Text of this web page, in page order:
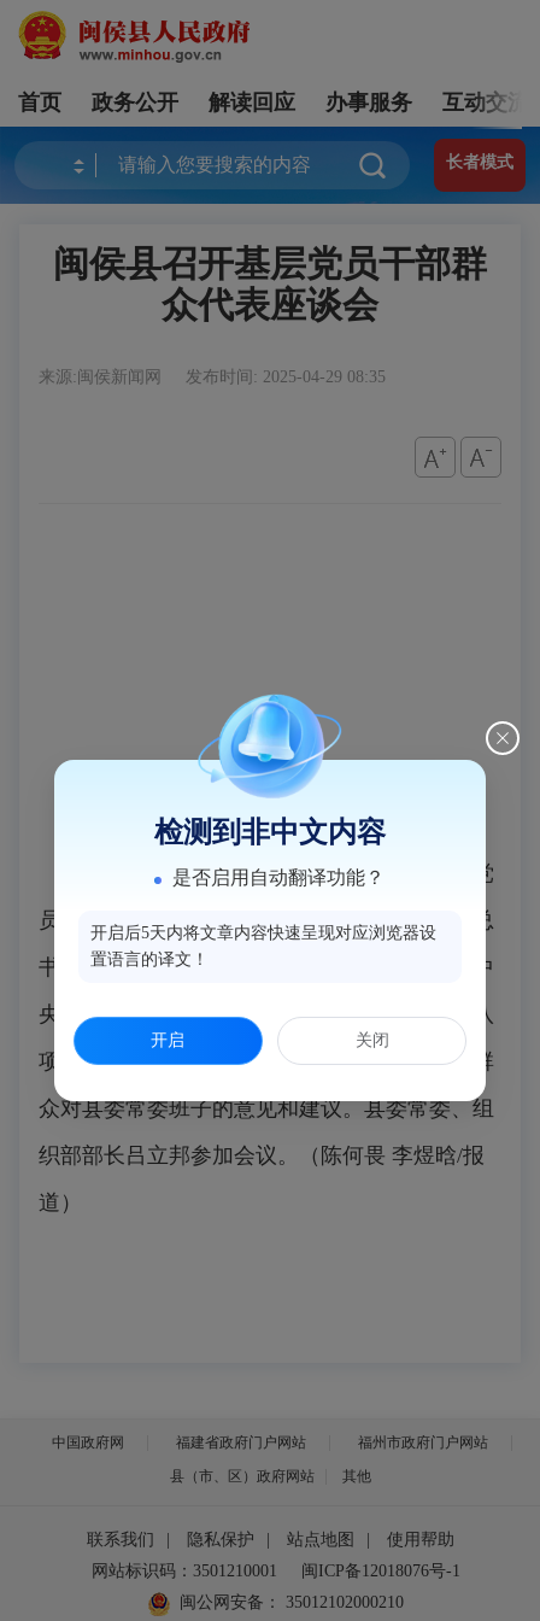
首页 政务公开 解读回应 办事服务 互动交流
长者模式
闽侯县召开基层党员干部群
众代表座谈会
来源:闽侯新闻网 发布时间: 2025-04-29 08:35
近日，闽侯县委书记吴永忠主持召开基层党
员干部群众代表座谈会，深入学习贯彻习近平总
书记关于加强党的作风建设的重要论述，按照中
央部署和省委、市委工作要求，围绕贯彻中央八
项规定及其实施细则精神，听取基层党员干部群
众对县委常委班子的意见和建议。县委常委、组
织部部长吕立邦参加会议。（陈何畏 李煜晗/报
道）
中国政府网 福建省政府门户网站
福州市政府门户网站
县（市、区）政府网站
其他
联系我们 隐私保护 站点地图
使用帮助
网站标识码：3501210001
闽ICP备12018076号-1
闽公网安备：
35012102000210
检测到非中文内容
是否启用自动翻译功能？
开启后5天内将文章内容快速呈现对应浏览器设
置语言的译文！
开启 关闭